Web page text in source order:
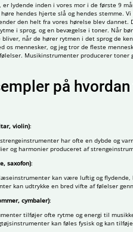
er lydende inden i vores mor i de første 9
hendes hjerte slå og hendes stemme.
den helt fra vores hørelse blev
i sprog, og en bevægelse i toner. Når
når de hører rytmen i det sprog de
os mennesker, og jeg tror de fleste
Musikinstrumenter producerer
på
violin):
har ofte en dybde og
og harmonier produceret af
saxofon):
kan være luftig og
kan udtrykke en bred vifte af følelser
cymbaler):
tilføjer ofte rytme og energi til
kan føles fysisk og kan